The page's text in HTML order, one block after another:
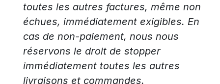
toutes les autres factures, même non
échues, immédiatement exigibles. En
cas de non-paiement, nous nous
réservons le droit de stopper
immédiatement toutes les autres
livraisons et commandes.